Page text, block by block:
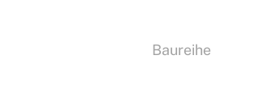
Baureihe